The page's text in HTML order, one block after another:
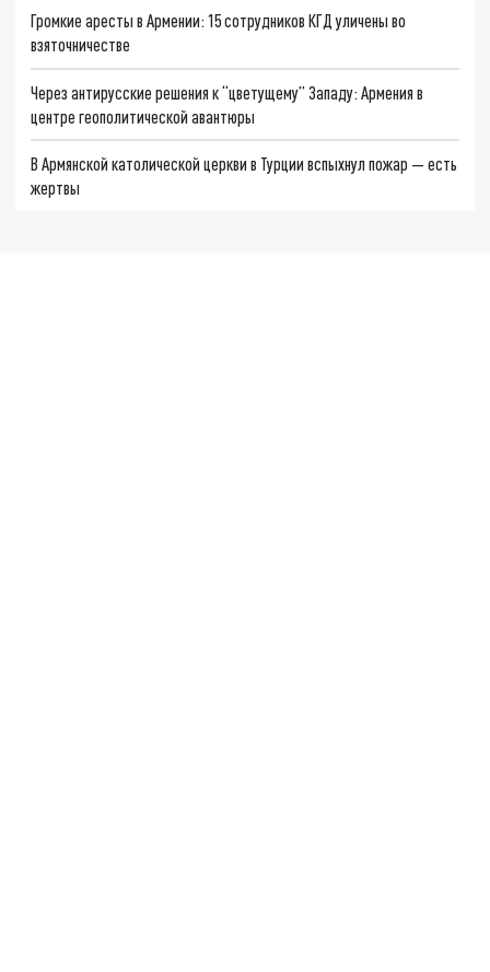
Громкие аресты в Армении: 15 сотрудников КГД уличены во
взяточничестве
Через антирусские решения к “цветущему” Западу: Армения в
центре геополитической авантюры
В Армянской католической церкви в Турции вспыхнул пожар — есть
жертвы